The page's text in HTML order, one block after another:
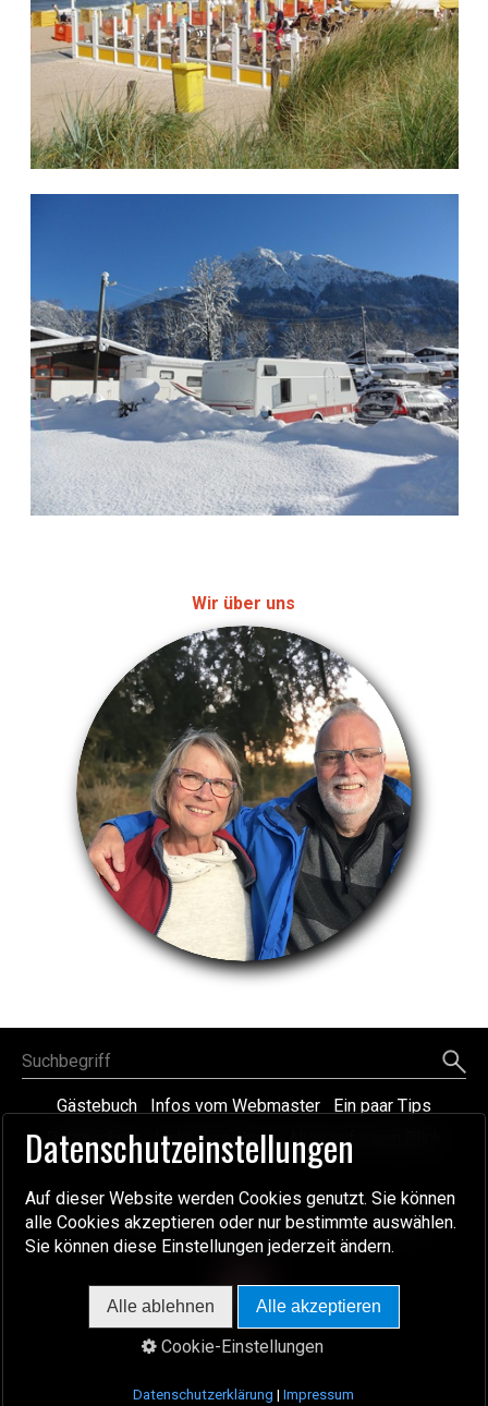
Wir über uns
Gästebuch Infos vom Webmaster
Ein paar Tips
Datenschutz
Linkverzeichnis
Alles auf einen Blick
© 2008 - 2026 Reisen-mit-dem-Wohnwagen.de
V. 7.29.1
Datenschutzeinstellungen
Auf dieser Website werden Cookies genutzt. Sie können
alle Cookies akzeptieren oder nur bestimmte auswählen.
Sie können diese Einstellungen jederzeit ändern.
Alle ablehnen Alle akzeptieren
Cookie-Einstellungen
Datenschutzerklärung |Impressum